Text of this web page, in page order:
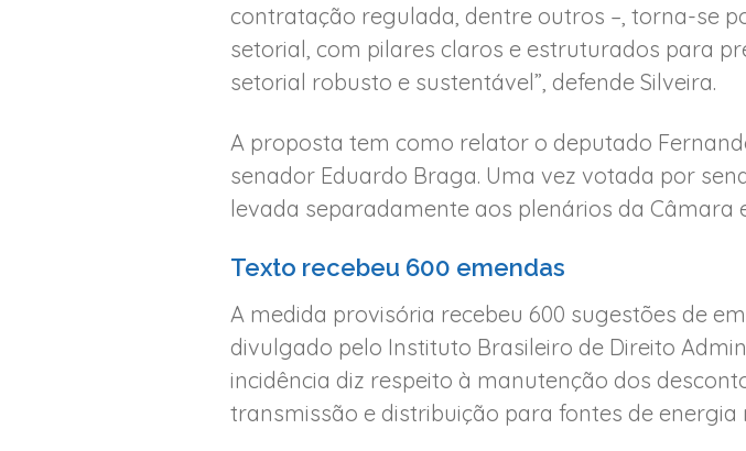
contratação regulada, dentre outros –, torna-se
setorial, com pilares claros e estruturados para
setorial robusto e sustentável”, defende Silveira.
A proposta tem como relator o deputado
senador Eduardo Braga. Uma vez votada por
levada separadamente aos plenários da Câmara
Texto recebeu 600 emendas
A medida provisória recebeu 600 sugestões de
divulgado pelo Instituto Brasileiro de Direito
incidência diz respeito à manutenção dos
transmissão e distribuição para fontes de energia